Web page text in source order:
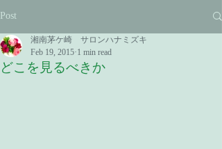
Post
どこを見るべきか
湘南茅ケ崎 サロンハナミズキ
Feb 19, 2015 1 min read